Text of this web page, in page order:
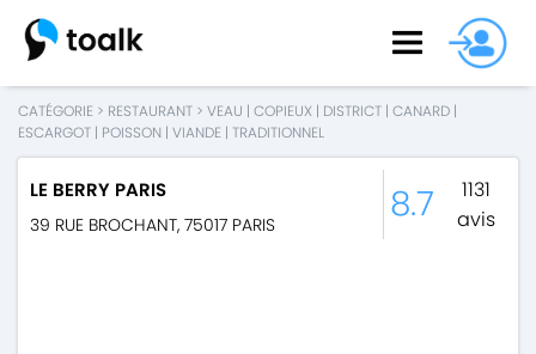
CATÉGORIE > RESTAURANT > VEAU | COPIEUX | DISTRICT | CANARD |
ESCARGOT | POISSON | VIANDE | TRADITIONNEL
LE BERRY PARIS
39 RUE BROCHANT, 75017 PARIS 8.7
1131
avis